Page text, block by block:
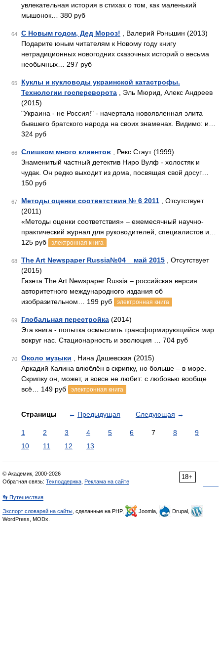
увлекательная история в стихах о том, как маленький
мышонок… 380 руб
64 С Новым годом, Дед Мороз! , Валерий Роньшин (2013)
Подарите юным читателям к Новому году книгу
нетрадиционных новогодних сказочных историй о весьма
необычных… 297 руб
65
Куклы и кукловоды украинской катастрофы.
Технологии госпереворота , Эль Мюрид, Алекс Андреев
(2015)
"Украина - не Россия!" - начертала новоявленная элита
бывшего братского народа на своих знаменах. Видимо: и…
324 руб
66 Слишком много клиентов , Рекс Стаут (1999)
Знаменитый частный детектив Ниро Вулф - холостяк и
чудак. Он редко выходит из дома, посвящая свой досуг…
150 руб
67 Методы оценки соответствия № 6 2011 , Отсутствует
(2011)
«Методы оценки соответствия» – ежемесячный научно-
практический журнал для руководителей, специалистов и…
125 руб
электронная книга
68 The Art Newspaper Russia№04 _ май 2015 , Отсутствует
(2015)
Газета The Art Newspaper Russia – российская версия
авторитетного международного издания об
изобразительном… 199 руб
электронная книга
69 Глобальная перестройка (2014)
Эта книга - попытка осмыслить трансформирующийся мир
вокруг нас. Стационарность и эволюция … 704 руб
70 Около музыки , Нина Дашевская (2015)
Аркадий Калина влюблён в скрипку, но больше – в море.
Скрипку он, может, и вовсе не любит: с любовью вообще
всё… 149 руб
электронная книга
Страницы ← Предыдущая Следующая →
1 2 3 4 5 6 7 8
9
10
11 12 13
18+
© Академик, 2000-2026
Обратная связь: Техподдержка Реклама на сайте
👣 Путешествия
Экспорт словарей на сайты , сделанные на PHP, Joomla,
Drupal,
WordPress, MODx.